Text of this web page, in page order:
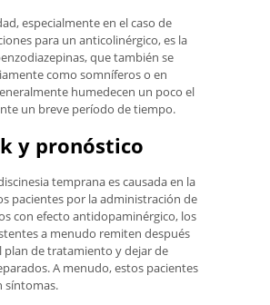
especialmente en el caso de
para un anticolinérgico, es la
que también se
como somníferos o en
humedecen un poco el
un breve período de tiempo.
y pronóstico
temprana es causada en la
pacientes por la administración de
con efecto antidopaminérgico, los
a menudo remiten después
plan de tratamiento y dejar de
A menudo, estos pacientes
síntomas.